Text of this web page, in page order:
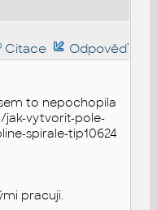
Citace
Odpověď
to nepochopila
vytvorit-pole-
spirale-tip10624
pracuji.